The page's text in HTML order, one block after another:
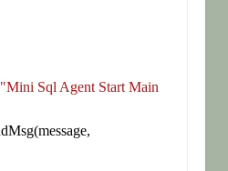
"Mini Sql Agent Start Main